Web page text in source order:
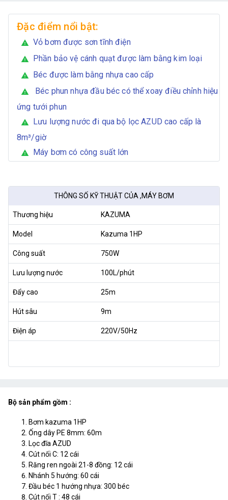
Đặc điểm nổi bật:
warning Vỏ bơm được sơn tĩnh điện
warning Phần bảo vệ cánh quạt được làm bằng kim loại
warning Béc được làm bằng nhựa cao cấp
warning
Béc phun nhựa đầu béc có thể xoay điều chỉnh hiệu
ứng tưới phun
warning
Lưu lượng nước đi qua bộ lọc AZUD cao cấp là
8m³/giờ
warning Máy bơm có công suất lớn
THÔNG SỐ KỸ THUẬT CỦA ,MÁY BƠM
Thương hiệu KAZUMA
Model Kazuma 1HP
Công suất 750W
Lưu lượng nước 100L/phút
Đẩy cao 25m
Hút sâu 9m
Điện áp 220V/50Hz
Bộ sản phẩm gồm :
Bơm kazuma 1HP
Ống dây PE 8mm: 60m
Lọc đĩa AZUD
Cút nối C: 12 cái
Răng ren ngoài 21-8 đồng: 12 cái
Nhánh 5 hướng: 60 cái
Đầu béc 1 hướng nhựa: 300 béc
Cút nối T : 48 cái